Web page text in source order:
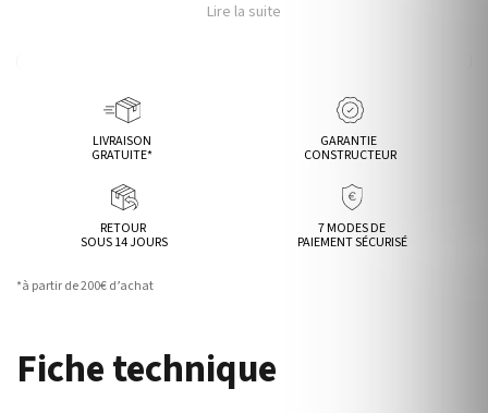
Lire la suite
LIVRAISON
GRATUITE*
GARANTIE
CONSTRUCTEUR
RETOUR
SOUS 14 JOURS
7 MODES DE
PAIEMENT SÉCURISÉ
*à partir de 200€ d’achat
Fiche technique